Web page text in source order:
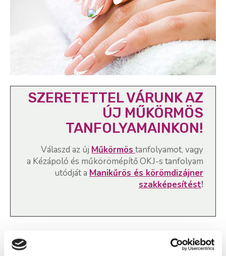
SZERETETTEL VÁRUNK AZ
ÚJ MŰKÖRMÖS
TANFOLYAMAINKON!
Válaszd az új Műkörmös tanfolyamot, vagy
a Kézápoló és műkörömépítő OKJ-s tanfolyam
utódját a Manikűrös és körömdizájner
szakképesítést!
Kézápoló és műkörömépítő OKJ-s
tanfolyam - Debrecen